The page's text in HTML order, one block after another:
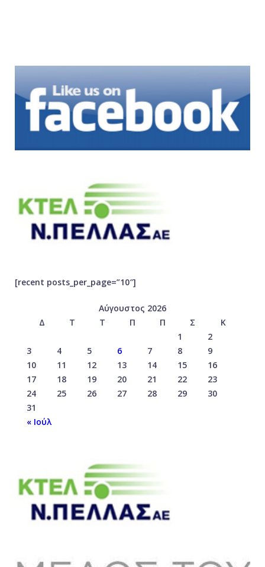
[recent posts_per_page=”10″]
Αύγουστος 2026
Δ
Τ Τ Π Π Σ
Κ
1
2
3
4 5 6 7 8
9
10
11 12 13 14 15
16
17
18 19 20 21 22
23
24
25 26 27 28 29
30
31
« Ιούλ